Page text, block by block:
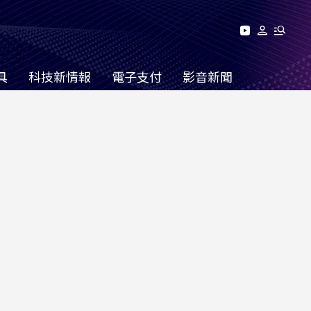
科技新情報 電子支付 影音新聞